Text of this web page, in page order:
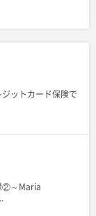
ットカード保険で
②～Maria